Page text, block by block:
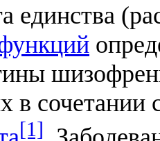
един­ст­ва
в
[1]